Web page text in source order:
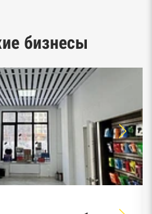
и среднего
бизнесы